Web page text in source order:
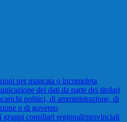
per mancata o incompleta
dei dati da parte dei titolari
politici, di amministrazione, di
o di governo
gruppi consiliari regionali/provinciali